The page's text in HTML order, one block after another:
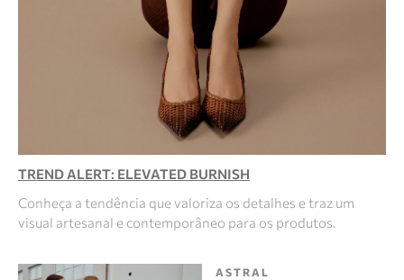
TREND ALERT: ELEVATED BURNISH
Conheça a tendência que valoriza os detalhes e traz um
visual artesanal e contemporâneo para os produtos.
ASTRAL